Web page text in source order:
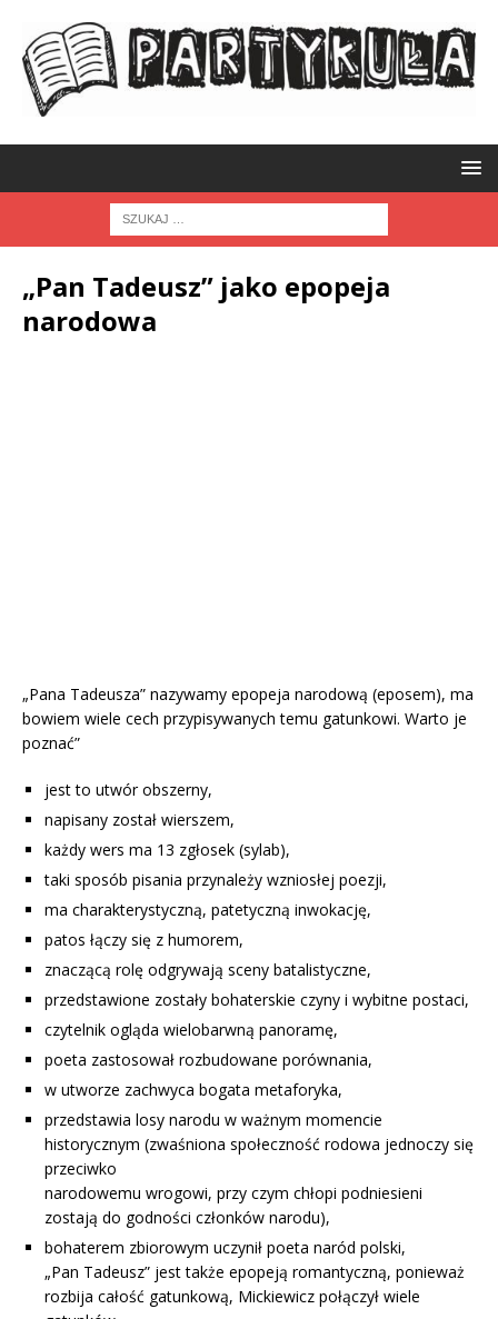
„Pan Tadeusz” jako epopeja
narodowa
„Pana Tadeusza” nazywamy epopeja narodową (eposem), ma
bowiem wiele cech przypisywanych temu gatunkowi. Warto je
poznać”
jest to utwór obszerny,
napisany został wierszem,
każdy wers ma 13 zgłosek (sylab),
taki sposób pisania przynależy wzniosłej poezji,
ma charakterystyczną, patetyczną inwokację,
patos łączy się z humorem,
znaczącą rolę odgrywają sceny batalistyczne,
przedstawione zostały bohaterskie czyny i wybitne postaci,
czytelnik ogląda wielobarwną panoramę,
poeta zastosował rozbudowane porównania,
w utworze zachwyca bogata metaforyka,
przedstawia losy narodu w ważnym momencie
historycznym (zwaśniona społeczność rodowa jednoczy się
przeciwko
narodowemu wrogowi, przy czym chłopi podniesieni
zostają do godności członków narodu),
bohaterem zbiorowym uczynił poeta naród polski,
„Pan Tadeusz” jest także epopeją romantyczną, ponieważ
rozbija całość gatunkową, Mickiewicz połączył wiele